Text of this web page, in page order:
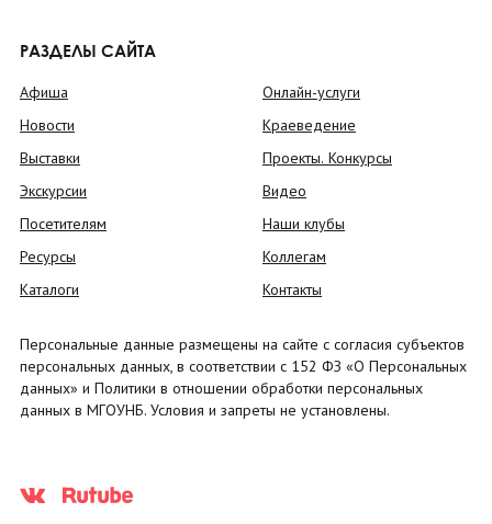
РАЗДЕЛЫ САЙТА
Афиша
Новости
Выставки
Экскурсии
Посетителям
Ресурсы
Каталоги
Онлайн-услуги
Краеведение
Проекты. Конкурсы
Видео
Наши клубы
Коллегам
Контакты
Персональные данные размещены на сайте с согласия субъектов
персональных данных, в соответствии с 152 ФЗ «О Персональных
данных» и Политики в отношении обработки персональных
данных в МГОУНБ. Условия и запреты не установлены.